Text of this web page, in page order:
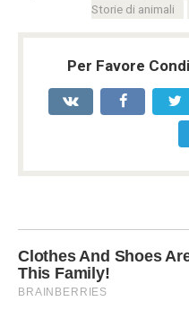
Storie di animali
Per Favore